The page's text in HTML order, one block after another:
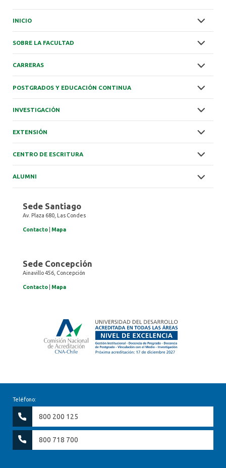
INICIO
SOBRE LA FACULTAD
CARRERAS
POSTGRADOS Y EDUCACIÓN CONTINUA
INVESTIGACIÓN
EXTENSIÓN
CENTRO DE ESCRITURA
ALUMNI
Sede Santiago
Av. Plaza 680, Las Condes
Contacto Mapa
Sede Concepción
Ainavillo 456, Concepción
Contacto Mapa
Teléfono:
800 200 125
800 718 700